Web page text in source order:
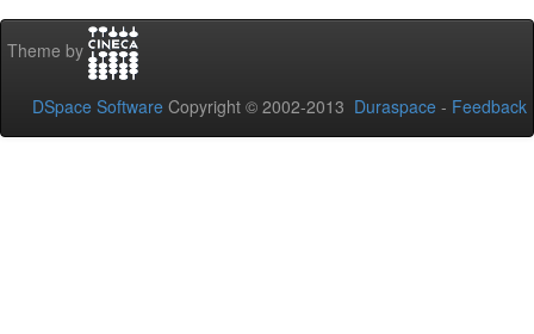
Theme by
DSpace Software Copyright © 2002-2013 Duraspace - Feedback